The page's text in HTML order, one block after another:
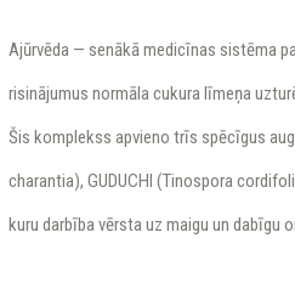
Ajūrvēda — senākā medicīnas sistēma
risinājumus normāla cukura līmeņa
Šis komplekss apvieno trīs spēcīgus
charantia), GUDUCHI (Tinospora
kuru darbība vērsta uz maigu un dabīgu